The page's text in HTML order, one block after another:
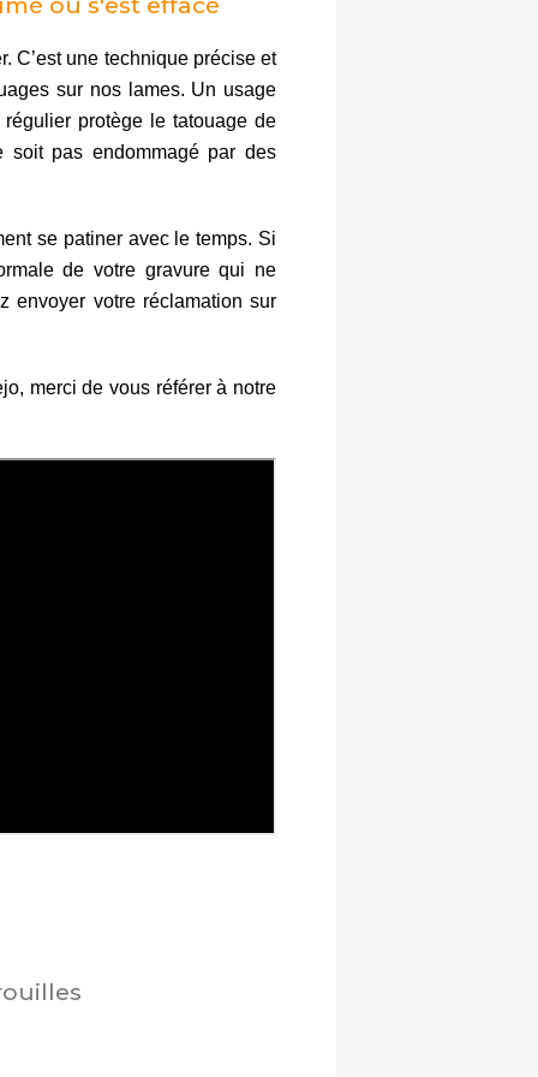
C’est une technique précise et
sur nos lames. Un usage
protège le tatouage de
soit pas endommagé par des
se patiner avec le temps. Si
de votre gravure qui ne
envoyer votre réclamation sur
merci de vous référer à notre